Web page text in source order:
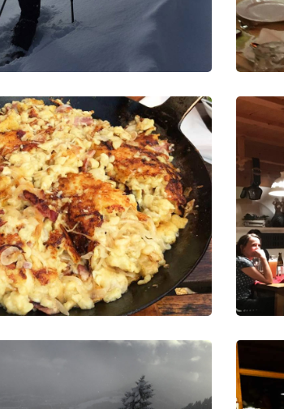
inkl. Leihausrüstung und Essen (Kässpatzen).
inbegriffen. Die Einkehr findet in einem urigen
hat ca. 80 - 150 hm, d.h. es sind ca. 1 bis 1,5
Solltet ihr nicht mit
warten. (Bitte dies unbedingt mit dem Büro vorher
Euro. Solltet ihr noch Fragen haben, schreibt
sein (viele Teilnehmer, 1-1,5 Stunden
eine andere Tour auszusuchen.